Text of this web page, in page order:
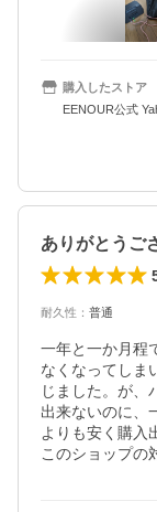
購入したストア
EENOUR公式
ありがとうご
耐久性 ： 普通
一年と一か月程
なくなってしま
じました。が、
出来ないのに、
よりも安く購入
このショップの